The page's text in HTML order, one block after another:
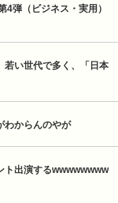
4弾（ビジネス・実用）
若い世代で多く、「日本
わからんのやが
ト出演するwwwwwwww